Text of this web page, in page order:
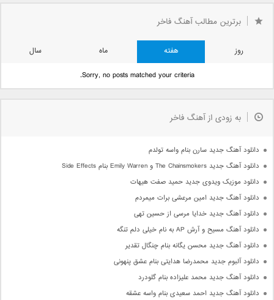
برترین مطالب آهنگ فاخر
روز هفته ماه
سال
Sorry, no posts matched your criteria.
به زودی از آهنگ فاخر
دانلود آهنگ جدید سارن بنام واسه تولدم
دانلود آهنگ جدید The Chainsmokers و Emily Warren بنام Side Effects
دانلود موزیک ویدوی جدید حمید صفت هیهات
دانلود آهنگ جدید امین مرعشی برات میمردم
دانلود آهنگ جدید خدایا مرسی از حسین تهی
دانلود آهنگ مسیح و آرش AP به نام خیلی دلم تنگه
دانلود آهنگ جدید محسن یگانه بنام چنگال تقدیر
دانلود آلبوم جدید محمدرضا هدایتی بنام عشق پنهونی
دانلود آهنگ جدید محمد علیزاده بنام گلودرد
دانلود آهنگ جدید احمد سعیدی بنام واسه عشقه